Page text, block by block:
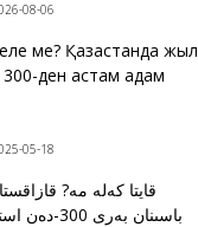
08-06
ме? Қазақстанда жыл
ден астам адам
05-18
باسىنان بەرى 300-دەن استام ادام اۋىرعان